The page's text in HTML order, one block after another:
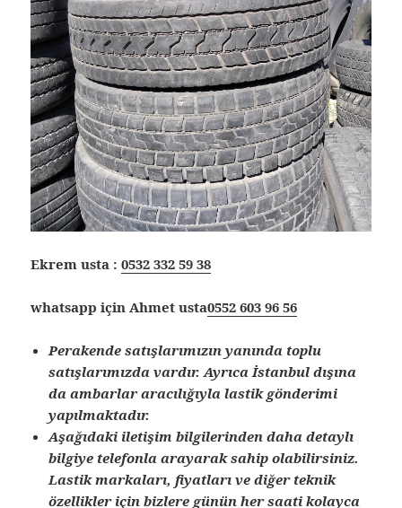
Ekrem usta :0532 332 59 38
whatsapp için Ahmet usta0552 603 96 56
Perakende satışlarımızın yanında toplu
satışlarımızda vardır. Ayrıca İstanbul dışına
da ambarlar aracılığıyla lastik gönderimi
yapılmaktadır.
Aşağıdaki iletişim bilgilerinden daha detaylı
bilgiye telefonla arayarak sahip olabilirsiniz.
Lastik markaları, fiyatları ve diğer teknik
özellikler için bizlere günün her saati kolayca